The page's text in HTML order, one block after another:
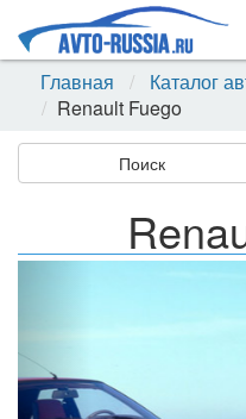
Главная
Каталог
Renault Fuego
Поиск